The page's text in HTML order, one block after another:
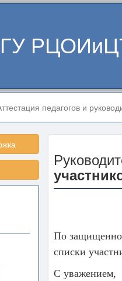
ГУ
педагогов и
По
списки
С уважением,